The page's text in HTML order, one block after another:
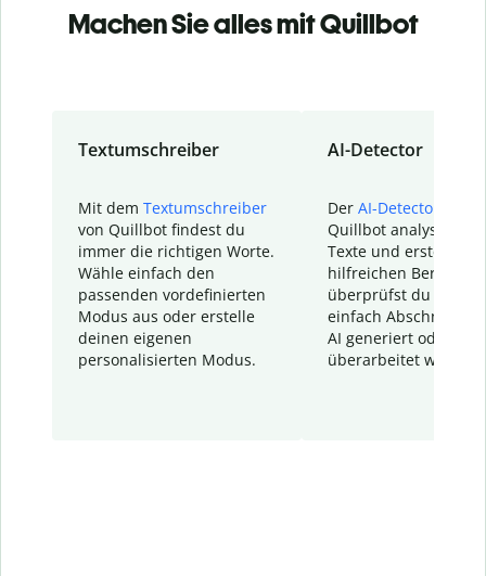
Machen Sie alles mit Quillbot
Textumschreiber
Mit dem Textumschreiber
von Quillbot findest du
immer die richtigen Worte.
Wähle einfach den
passenden vordefinierten
Modus aus oder erstelle
deinen eigenen
personalisierten Modus.
AI-Detector
Der AI-Detector
Quillbot analysiert
Texte und erstellt
hilfreichen Bericht.
überprüfst du
einfach Abschnitte,
AI generiert oder
überarbeitet wurden.